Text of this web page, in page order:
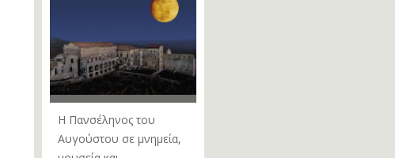
Η Πανσέληνος του
Αυγούστου σε μνημεία,